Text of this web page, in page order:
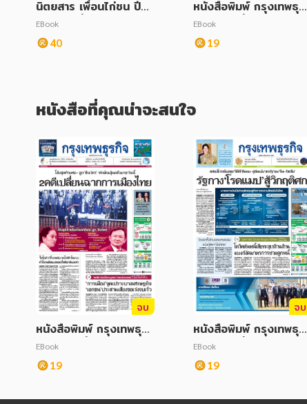
นิตยสาร เพื่อนไก่ชน ปีที่
20 ฉบับที่ 437 ตุลาคม
2563
EBook
40
หนังสือพิมพ์ กรุงเทพธุรกิ
จ วันศุกร์ที่ 15 เมษายน
2565
EBook
19
หนังสือที่คุณน่าจะสนใจ
จบ
หนังสือพิมพ์ กรุงเทพธุรกิ
จ วันศุกร์ที่ 22 สิงหาคม
2568
EBook
19
จบ
หนังสือพิมพ์ กรุงเทพธุรกิ
จ วันศุกร์ที่ 12 สิงหาคม
2565
EBook
19